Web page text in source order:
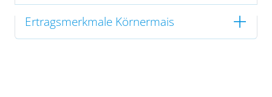
Ertragsmerkmale Körnermais